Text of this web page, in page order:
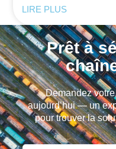
LIRE PLUS
Prêt à
Demandez
aujourd’hui — un
pour trouver la